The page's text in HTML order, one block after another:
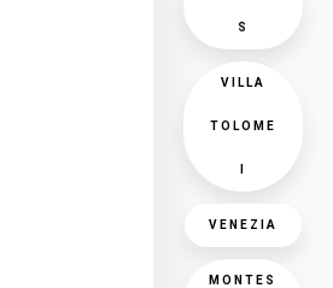
S
VILLA
TOLOME
VENEZIA
MONTES